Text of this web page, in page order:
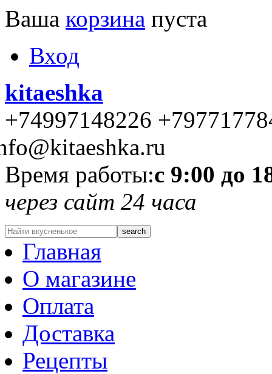
Ваша корзина пуста
Вход
kitaeshka
+74997148226
Время работы:с 9:00 до
через сайт 24 часа
Главная
О магазине
Оплата
Доставка
Рецепты